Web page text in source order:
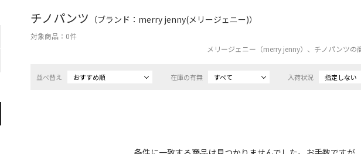
チノパンツ （ブランド：merry jenny(メリージェニー)）
対象商品： 0件
メリージェニー（merry jenny）、チノパンツの
並べ替え おすすめ順 在庫の有無 すべて 入荷状況 指定しない